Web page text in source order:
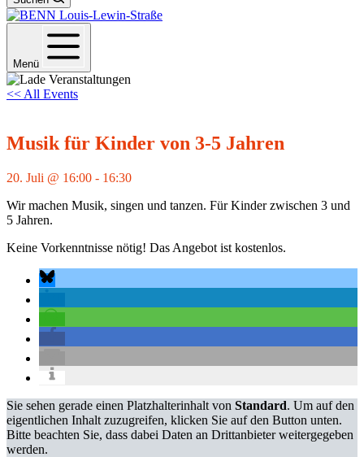
Menü
<< All Events
Musik für Kinder von 3-5 Jahren
20. Juli @ 16:00 - 16:30
Wir machen Musik, singen und tanzen. Für Kinder zwischen 3 und
5 Jahren.
Keine Vorkenntnisse nötig! Das Angebot ist kostenlos.
Sie sehen gerade einen Platzhalterinhalt von Standard. Um auf den
eigentlichen Inhalt zuzugreifen, klicken Sie auf den Button unten.
Bitte beachten Sie, dass dabei Daten an Drittanbieter weitergegeben
werden.